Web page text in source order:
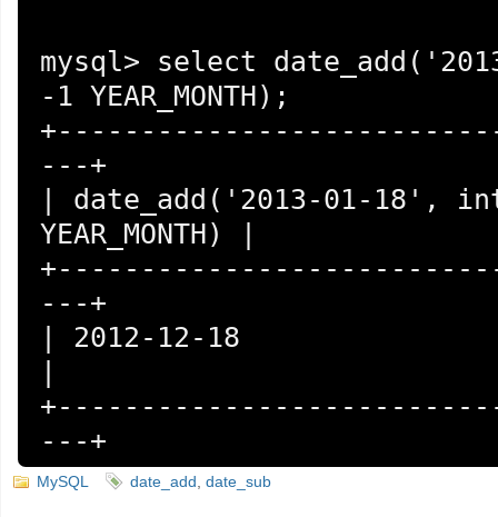
mysql> select
-1 YEAR_MONTH);
---+
| date_add('2013-01-18',
YEAR_MONTH) |
---+
| 2012-12-18
|
---+
MySQL date_add date_sub